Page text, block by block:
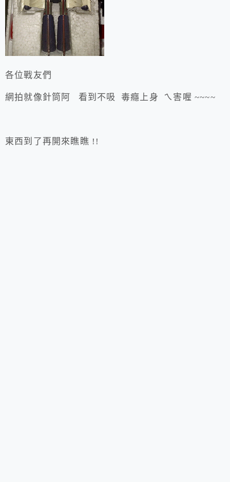
各位戰友們
網拍就像針筒阿 看到不吸 毒癮上身 ㄟ害喔 ~~~~
東西到了再開來瞧瞧 !!